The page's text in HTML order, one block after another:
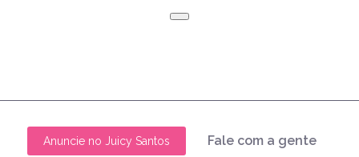
Anuncie no Juicy Santos Fale com a gente